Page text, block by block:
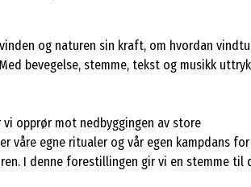
og naturen sin kraft, om hvordan
bevegelse, stemme, tekst og musikk
vi opprør mot nedbyggingen av store
våre egne ritualer og vår egen kampdans
I denne forestillingen gir vi en stemme til